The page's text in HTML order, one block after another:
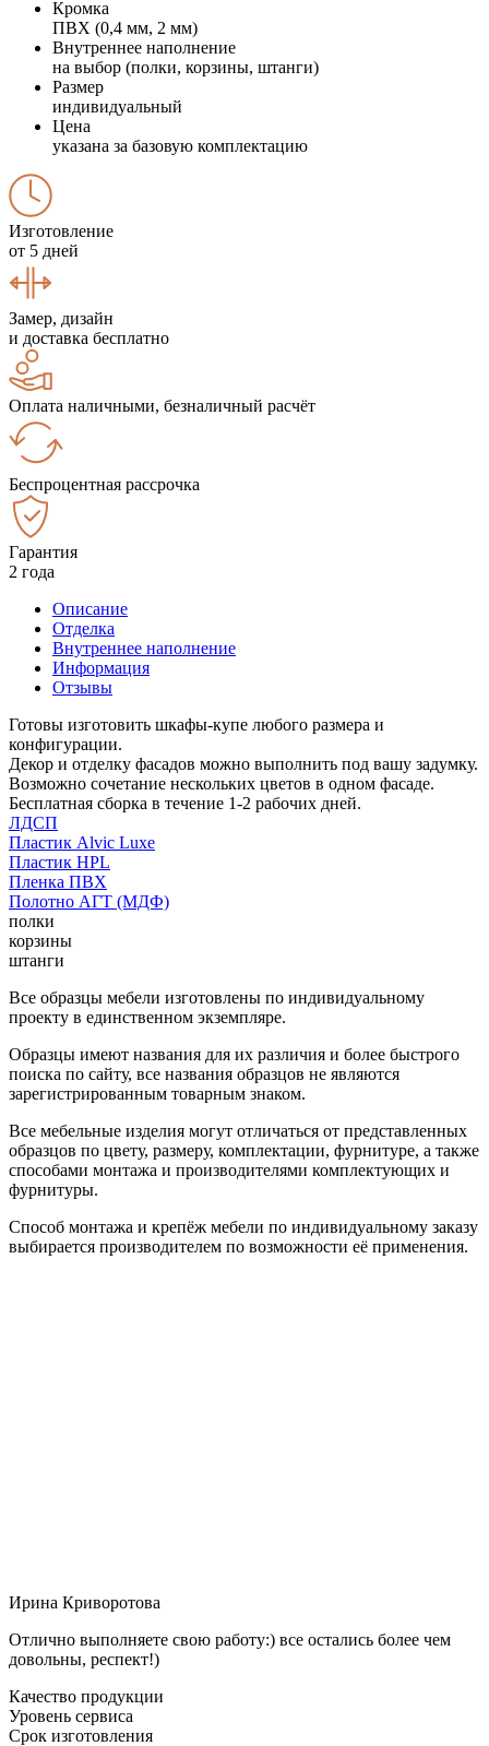
Кромка
ПВХ (0,4 мм, 2 мм)
Внутреннее наполнение
на выбор (полки, корзины, штанги)
Размер
индивидуальный
Цена
указана за базовую комплектацию
Изготовление
от 5 дней
Замер, дизайн
и доставка бесплатно
Оплата наличными, безналичный расчёт
Беспроцентная рассрочка
Гарантия
2 года
Описание
Отделка
Внутреннее наполнение
Информация
Отзывы
Готовы изготовить шкафы-купе любого размера и
конфигурации.
Декор и отделку фасадов можно выполнить под вашу задумку.
Возможно сочетание нескольких цветов в одном фасаде.
Бесплатная сборка в течение 1-2 рабочих дней.
ЛДСП
Пластик Alvic Luxe
Пластик HPL
Пленка ПВХ
Полотно АГТ (МДФ)
полки
корзины
штанги
Все образцы мебели изготовлены по индивидуальному
проекту в единственном экземпляре.
Образцы имеют названия для их различия и более быстрого
поиска по сайту, все названия образцов не являются
зарегистрированным товарным знаком.
Все мебельные изделия могут отличаться от представленных
образцов по цвету, размеру, комплектации, фурнитуре, а также
способами монтажа и производителями комплектующих и
фурнитуры.
Способ монтажа и крепёж мебели по индивидуальному заказу
выбирается производителем по возможности её применения.
Ирина Криворотова
Отлично выполняете свою работу:) все остались более чем
довольны, респект!)
Качество продукции
Уровень сервиса
Срок изготовления